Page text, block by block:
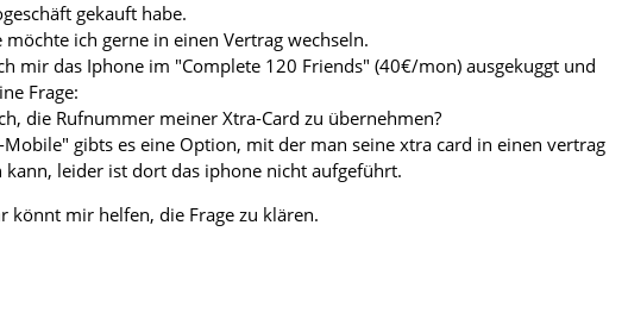
gekauft habe.
ich gerne in einen Vertrag wechseln.
mir das Iphone im "Complete 120 Friends" (40€/mon) ausgekuggt und
Frage:
die Rufnummer meiner Xtra-Card zu übernehmen?
Mobile" gibts es eine Option, mit der man seine xtra card in einen vertrag
kann, leider ist dort das iphone nicht aufgeführt.
könnt mir helfen, die Frage zu klären.